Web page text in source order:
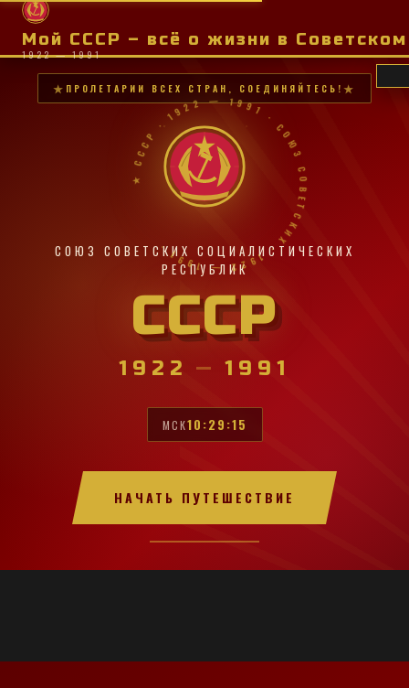
Мой СССР – всё о жизни в
1922 — 1991
ПРОЛЕТАРИИ ВСЕХ СТРАН, СОЕДИНЯЙТЕСЬ!
★ СССР · 1922 — 1991 · СОЮЗ СОВЕТСКИХ · 1922 — 1991 ·
СОЮЗ СОВЕТСКИХ СОЦИАЛИСТИЧЕСКИХ
РЕСПУБЛИК
СССР
1922 — 1991
МСК10:29:16
НАЧАТЬ ПУТЕШЕСТВИЕ